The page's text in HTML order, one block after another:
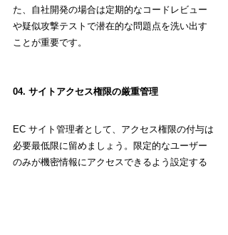
た、自社開発の場合は定期的なコードレビュー
や疑似攻撃テストで潜在的な問題点を洗い出す
ことが重要です。
04. サイトアクセス権限の厳重管理
EC サイト管理者として、アクセス権限の付与は
必要最低限に留めましょう。限定的なユーザー
のみが機密情報にアクセスできるよう設定する